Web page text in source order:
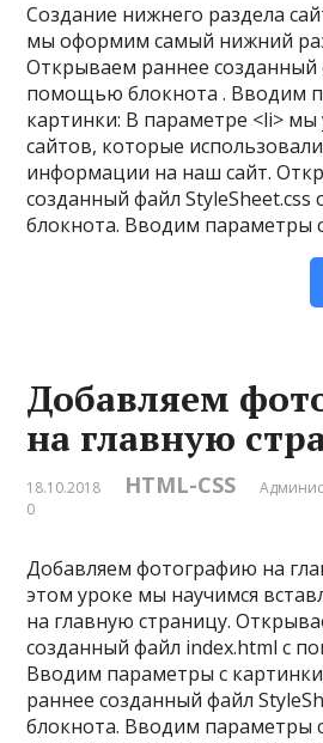
Создание нижнего раздела
мы оформим самый нижний
Открываем раннее созданный
помощью блокнота . Вводим
картинки: В параметре <li> мы
сайтов, которые
информации на наш сайт.
созданный файл
блокнота. Вводим параметры
Добавляем
на главную
18.10.2018 HTML-CSS
0
Добавляем фотографию на
этом уроке мы научимся
на главную страницу.
созданный файл index.html с
Вводим параметры с
раннее созданный файл
блокнота. Вводим параметры